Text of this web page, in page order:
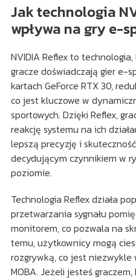
Jak technologia
wpływa na gry e-
NVIDIA Reflex to
gracze doświadczają gier e-
kartach GeForce RTX 30,
co jest kluczowe w
sportowych. Dzięki Reflex,
reakcję systemu na ich
lepszą precyzję i
decydującym czynnikiem w
poziomie.
Technologia Reflex działa
przetwarzania sygnału
monitorem, co pozwala na
temu, użytkownicy mogą
rozgrywką, co jest niezwykle
MOBA. Jeżeli jesteś